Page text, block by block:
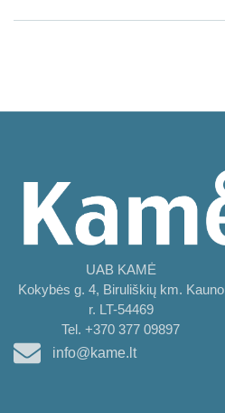
UAB KAMĖ
Kokybės g. 4, Biruliškių km. Kauno
r. LT-54469
Tel. +370 377 09897
info@kame.lt